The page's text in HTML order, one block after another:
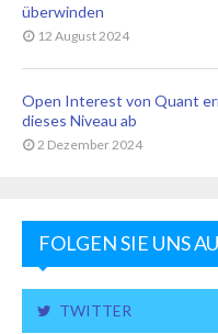
überwinden
12 August 2024
Open Interest von Quant
dieses Niveau ab
2 Dezember 2024
FOLGEN SIE UNS
TWITTER